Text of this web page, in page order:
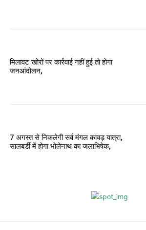
मिलावट खोरों पर कार्रवाई नहीं हुई तो होगा
जनआंदोलन,
7 अगस्त से निकलेगी सर्व मंगल कावड़ यात्रा,
सालबर्डी में होगा भोलेनाथ का जलाभिषेक,